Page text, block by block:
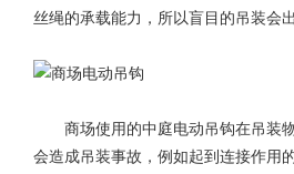
丝绳的承载能力，所以盲目的吊装会
商场使用的中庭电动吊钩在吊装
会造成吊装事故，例如起到连接作用